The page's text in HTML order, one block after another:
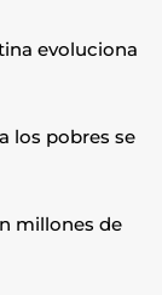
evoluciona
los pobres se
millones de